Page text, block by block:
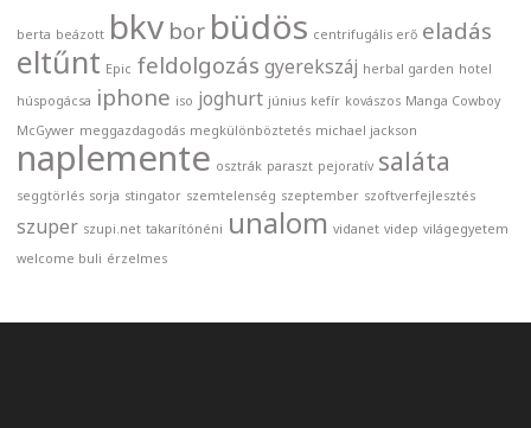
berta beázott bkv bor büdös centrifugális erő eladás
eltűnt Epic feldolgozás gyerekszáj herbal garden hotel
húspogácsa iphone iso joghurt június kefír kovászos Manga Cowboy
McGywer meggazdagodás megkülönböztetés michael jackson
naplemente osztrák paraszt pejoratív saláta
seggtörlés sorja stingator szemtelenség szeptember szoftverfejlesztés
szuper szupi.net takarítónéni unalom vidanet videp világegyetem
welcome buli érzelmes